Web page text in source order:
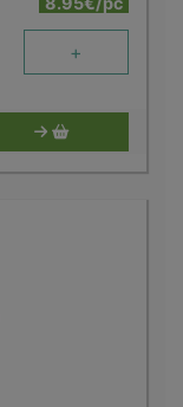
+